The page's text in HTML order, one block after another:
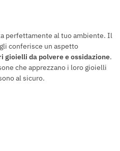
perfettamente al tuo ambiente. Il
conferisce un aspetto
gioielli da polvere e ossidazione.
che apprezzano i loro gioielli
al sicuro.